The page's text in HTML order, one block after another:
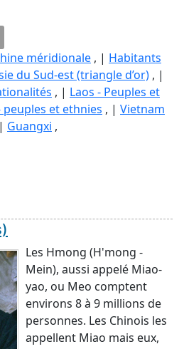
méridionale , | Habitants
du Sud-est (triangle d’or) , |
, | Laos - Peuples et
peuples et ethnies , | Vietnam
Guangxi ,
Les Hmong (H'mong -
Mein), aussi appelé Miao-
yao, ou Meo comptent
environs 8 à 9 millions de
personnes. Les Chinois les
appellent Miao mais eux,